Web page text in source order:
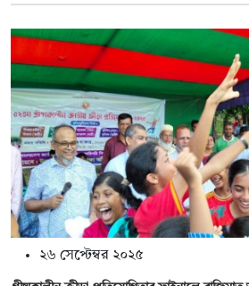
২৬ সেপ্টেম্বর ২০২৫